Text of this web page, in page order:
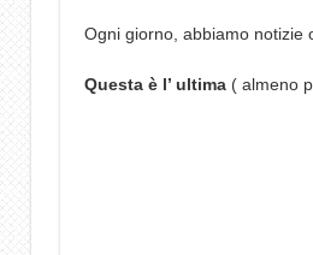
Ogni giorno, abbiamo notizie
Questa è l’ ultima( almeno